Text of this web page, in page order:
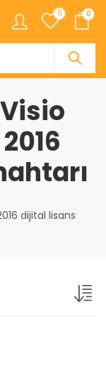
0 0
dijital lisans